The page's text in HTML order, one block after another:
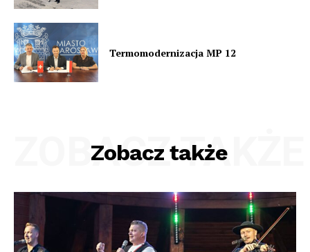
Termomodernizacja MP 12
Zobacz także
ZOBACZ TAKŻE